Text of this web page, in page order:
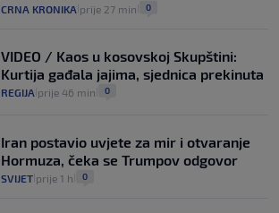
CRNA KRONIKA prije 27 min 0
VIDEO / Kaos u kosovskoj Skupštini:
Kurtija gađala jajima, sjednica prekinuta
REGIJA prije 46 min 0
Iran postavio uvjete za mir i otvaranje
Hormuza, čeka se Trumpov odgovor
SVIJET prije 1 h 0